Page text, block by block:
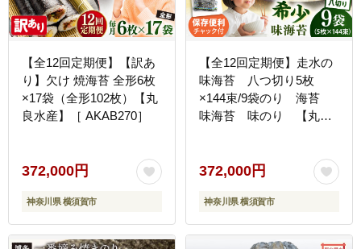
【全12回定期便】【訳あ
り】欠け 焼海苔 全形6枚
×17袋（全形102枚）【丸
良水産】［ AKAB270］
372,000円
神奈川県 横須賀市
【全12回定期便】走水の
味海苔 八つ切り5枚
×144束/9袋のり 海苔
味海苔 味のり 【丸良
372,000円
神奈川県 横須賀市